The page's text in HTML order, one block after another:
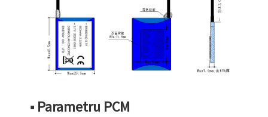
■ Parametru PCM